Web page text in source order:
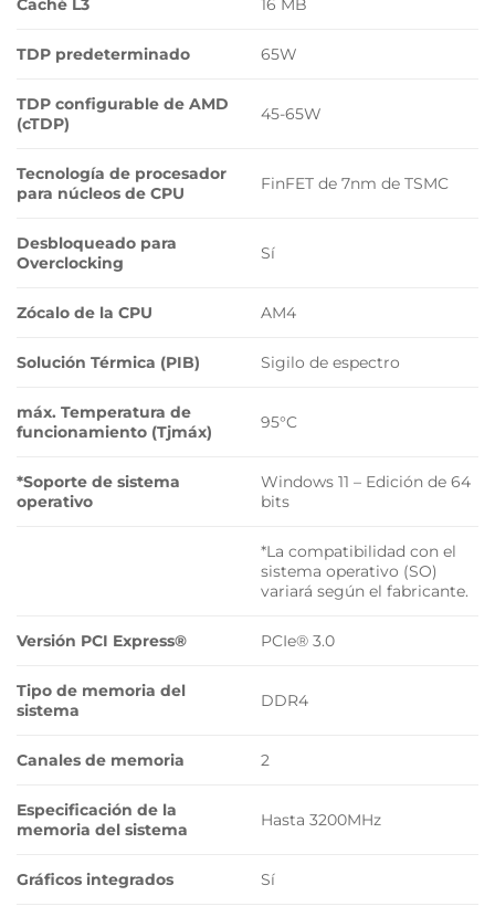
Caché L3 16 MB
TDP predeterminado 65W
TDP configurable de AMD
(cTDP)
45-65W
Tecnología de procesador
para núcleos de CPU
FinFET de 7nm de TSMC
Desbloqueado para
Overclocking
Sí
Zócalo de la CPU AM4
Solución Térmica (PIB) Sigilo de espectro
máx. Temperatura de
funcionamiento (Tjmáx)
95°C
*Soporte de sistema
operativo
Windows 11 – Edición de 64
bits
*La compatibilidad con el
sistema operativo (SO)
variará según el fabricante.
Versión PCI Express® PCIe® 3.0
Tipo de memoria del
sistema
DDR4
Canales de memoria 2
Especificación de la
memoria del sistema
Hasta 3200MHz
Gráficos integrados Sí